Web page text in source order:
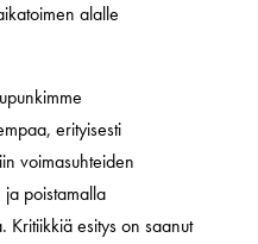
alalle
erityisesti
voimasuhteiden
poistamalla
Kritiikkiä esitys on saanut